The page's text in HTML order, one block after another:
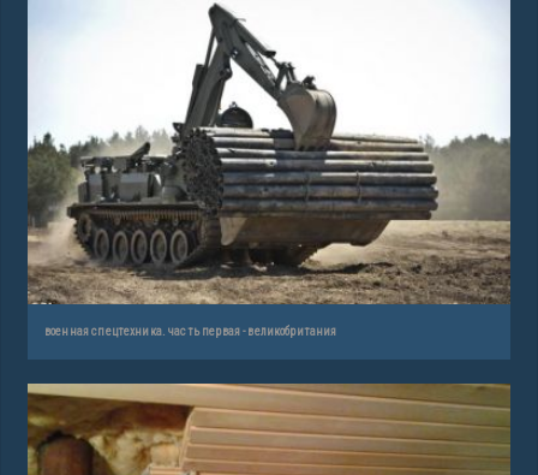
военная спецтехника. часть первая - великобритания